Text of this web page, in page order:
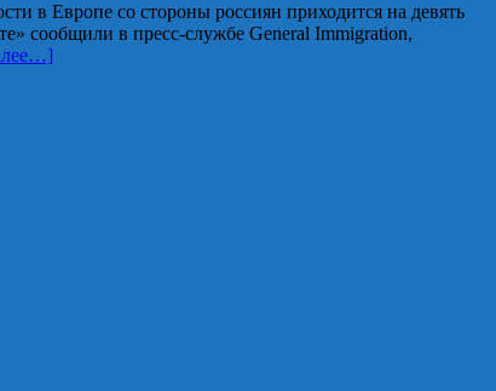
в Европе со стороны россиян приходится на девять
сообщили в пресс-службе General Immigration,